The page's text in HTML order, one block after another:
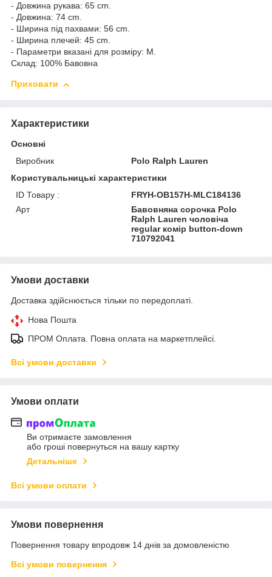
- Довжина рукава: 65 cm.
- Довжина: 74 cm.
- Ширина під пахвами: 56 cm.
- Ширина плечей: 45 cm.
- Параметри вказані для розміру: M.
Склад: 100% Бавовна
Приховати
Характеристики
Основні
Виробник
Polo Ralph Lauren
Користувальницькі характеристики
ID Товару :
FRYH-OB157H-MLC184136
Арт
Бавовняна сорочка Polo
Ralph Lauren чоловіча
regular комір button-down
710792041
Умови доставки
Доставка здійснюється тільки по передоплаті.
Нова Пошта
ПРОМ Оплата. Повна оплата на маркетплейсі.
Всі умови доставки
Умови оплати
Ви отримаєте замовлення
або гроші повернуться на вашу картку
Детальніше
Всі умови оплати
Умови повернення
Повернення товару впродовж 14 днів за домовленістю
Всі умови повернення